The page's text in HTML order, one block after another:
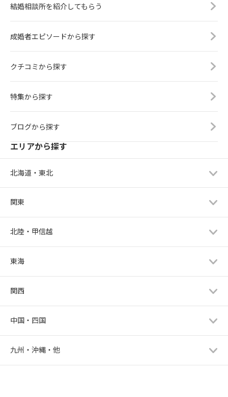
結婚相談所を紹介してもらう
成婚者エピソードから探す
クチコミから探す
特集から探す
ブログから探す
エリアから探す
北海道・東北
関東
北陸・甲信越
東海
関西
中国・四国
九州・沖縄・他